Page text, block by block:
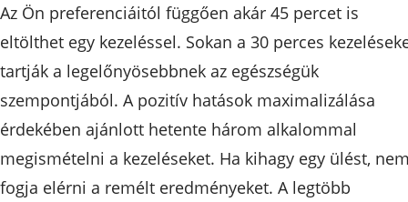
Az Ön preferenciáitól függően akár 45 percet is
eltölthet egy kezeléssel. Sokan a 30 perces
tartják a legelőnyösebbnek az egészségük
szempontjából. A pozitív hatások maximalizálása
érdekében ajánlott hetente három alkalommal
megismételni a kezeléseket. Ha kihagy egy ülést,
fogja elérni a remélt eredményeket. A legtöbb